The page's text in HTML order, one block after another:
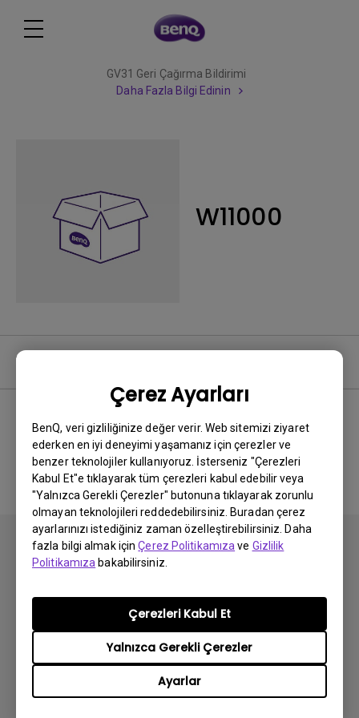
Çerez Ayarları
BenQ, veri gizliliğinize değer verir. Web sitemizi ziyaret
ederken en iyi deneyimi yaşamanız için çerezler ve
benzer teknolojiler kullanıyoruz. İsterseniz "Çerezleri
Kabul Et"e tıklayarak tüm çerezleri kabul edebilir veya
"Yalnızca Gerekli Çerezler" butonuna tıklayarak zorunlu
olmayan teknolojileri reddedebilirsiniz. Buradan çerez
ayarlarınızı istediğiniz zaman özelleştirebilirsiniz. Daha
fazla bilgi almak içinÇerez Politikamıza ve Gizlilik
Politikamıza bakabilirsiniz.
Ayarlar
Yalnızca Gerekli Çerezler
Çerezleri Kabul Et
GV31 Geri Çağırma Bildirimi
Daha Fazla Bilgi Edinin
W11000
Yazılım
İlgili yazılım ve sürücü yok
Abone olun